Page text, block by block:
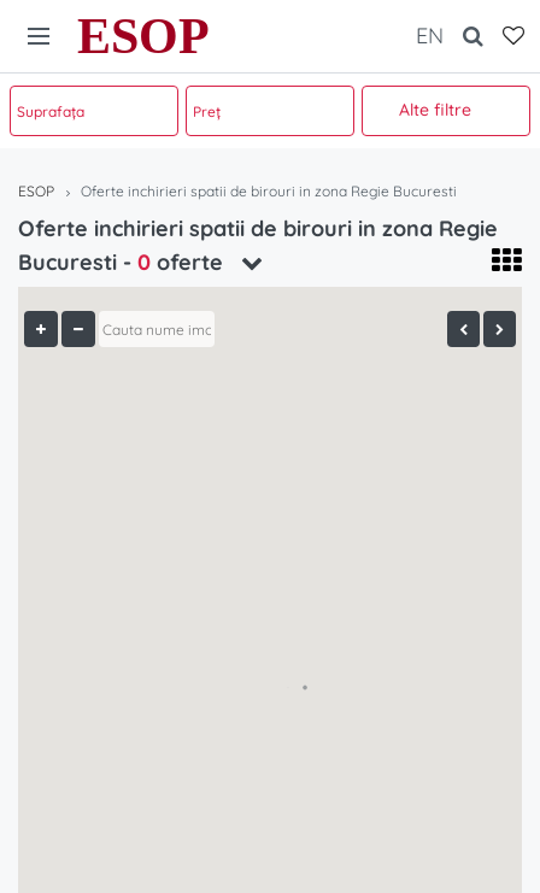
ESOP EN
Alte filtre
ESOP Oferte inchirieri spatii de birouri in zona Regie Bucuresti
Oferte inchirieri spatii de birouri in zona Regie
Bucuresti - 0 oferte